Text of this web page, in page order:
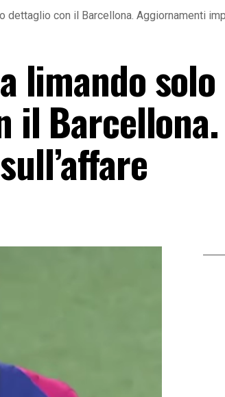
con il Barcellona. Aggiornamenti
limando solo
il Barcellona.